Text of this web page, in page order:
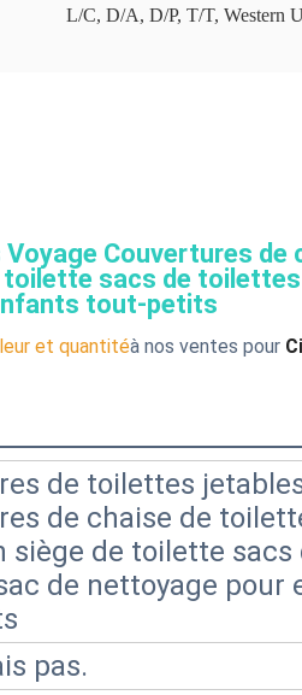
L/C, D/A, D/P, T/T, Western
Couvertures de
sacs de toilettes
tout-petits
et quantitéà nos ventes pour
de toilettes
de chaise de
siège de toilette sacs
de nettoyage pour
pas.